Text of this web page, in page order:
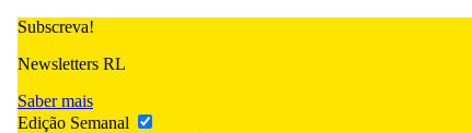
Subscreva!
Newsletters RL
Saber mais
Edição Semanal